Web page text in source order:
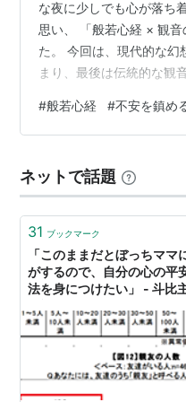
な夜に少しでも心が落ち
思い、 「般若心経 × 観
た。 今回は、現代的な幻
まり、最後は伝統的な観
くような流れを意識しま
うような響きを目指して
しいです。 ▼動画はこち
YouTube もし少しでも
ンネル登録を…
#般若心経 #不安を鎮め
ネットで話題
31 ブックマーク
「このままだとぼっちママ
がするので、自分の心の平
法を身につけたい」 - 斗比